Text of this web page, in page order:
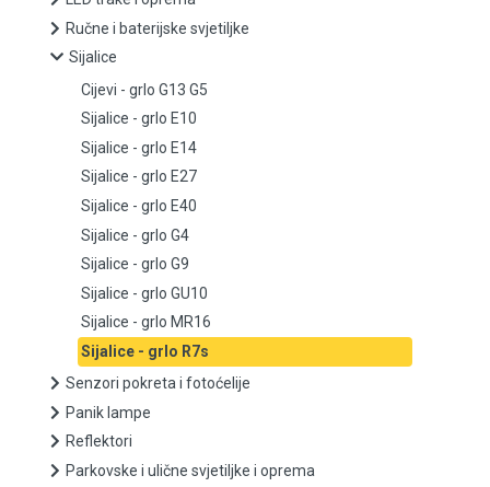
Sijalice
Cijevi - grlo G13 G5
Sijalice - grlo E10
Sijalice - grlo E27
Sijalice - grlo E40
Sijalice - grlo G4
Sijalice - grlo G9
Sijalice - grlo GU10
Ručne i baterijske svjetiljke
Sijalice
Cijevi - grlo G13 G5
Sijalice - grlo E10
Sijalice - grlo E14
Sijalice - grlo E27
Sijalice - grlo E40
Sijalice - grlo G4
Sijalice - grlo G9
Sijalice - grlo GU10
Sijalice - grlo MR16
Sijalice - grlo R7s
Senzori pokreta i fotoćelije
Panik lampe
Reflektori
Parkovske i ulične svjetiljke i oprema